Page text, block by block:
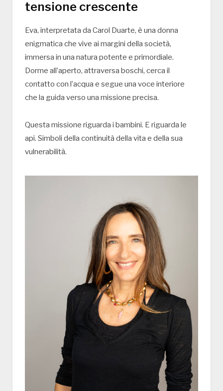
tensione crescente
Eva, interpretata da Carol Duarte, è una donna
enigmatica che vive ai margini della società,
immersa in una natura potente e primordiale.
Dorme all’aperto, attraversa boschi, cerca il
contatto con l’acqua e segue una voce interiore
che la guida verso una missione precisa.
Questa missione riguarda i bambini. E riguarda le
api. Simboli della continuità della vita e della sua
vulnerabilità.